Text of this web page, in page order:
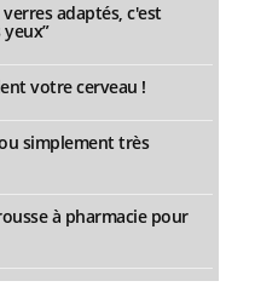
adaptés, c'est
votre cerveau !
simplement très
à pharmacie pour